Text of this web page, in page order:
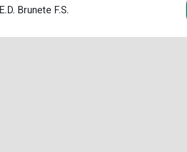
E.D. Brunete F.S.